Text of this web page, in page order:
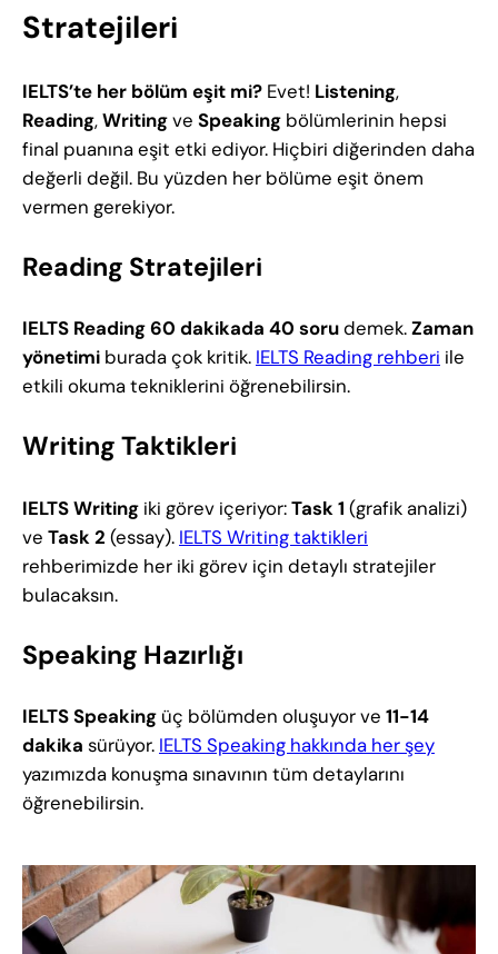
Stratejileri
IELTS’te her bölüm eşit mi? Evet! Listening,
Reading,Writingve Speaking bölümlerinin hepsi
final puanına eşit etki ediyor. Hiçbiri diğerinden daha
değerli değil. Bu yüzden her bölüme eşit önem
vermen gerekiyor.
Reading Stratejileri
IELTS Reading60 dakikada 40 sorudemek.Zaman
yönetimi burada çok kritik. IELTS Reading rehberi ile
etkili okuma tekniklerini öğrenebilirsin.
Writing Taktikleri
IELTS Writing iki görev içeriyor:Task 1 (grafik analizi)
ve Task 2 (essay). IELTS Writing taktikleri
rehberimizde her iki görev için detaylı stratejiler
bulacaksın.
Speaking Hazırlığı
IELTS Speaking üç bölümden oluşuyor ve 11-14
dakika sürüyor. IELTS Speaking hakkında her şey
yazımızda konuşma sınavının tüm detaylarını
öğrenebilirsin.